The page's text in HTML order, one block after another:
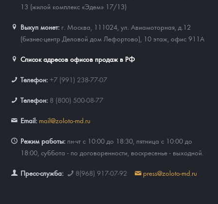
13 (жилой комплекс «Эдем» 17/13)
Выкуп монет: г. Москва, 111024, ул. Авиамоторная, д.12
(бизнес-центр Деловой дом Лефортово), 10 этаж, офис 911А
Список адресов офисов продаж в РФ
Телефон: +7 (991) 238-77-07
Телефон: 8 (800) 500-08-77
Email: mail@zoloto-md.ru
Режим работы: пн-чт с 10:00 до 18:30, пятница с 10:00 до
18:00, суббота - по договоренности, воскресенье - выходной.
Пресс-служба: 8(968) 917-07-92 press@zoloto-md.ru